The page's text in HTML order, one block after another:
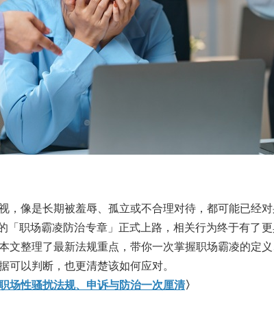
，像是长期被羞辱、孤立或不合理对待，都可能已经
职场霸凌防治专章」正式上路，相关行为终于有了更
文整理了最新法规重点，带你一次掌握职场霸凌的定
以判断，也更清楚该如何应对。
场性骚扰法规、申诉与防治一次厘清〉